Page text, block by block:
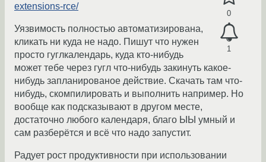
0
1
extensions-rce/
Уязвимость полностью автоматизирована,
кликать ни куда не надо. Пишут что нужен
просто гуглкалендарь, куда кто-нибудь
может тебе через гугл что-нибудь закинуть какое-
нибудь запланированое действие. Скачать там что-
нибудь, скомпилировать и выполнить например. Но
вообще как подсказывают в другом месте,
достаточно любого календаря, благо ЫЫ умный и
сам разберётся и всё что надо запустит.
Радует рост продуктивности при использовании